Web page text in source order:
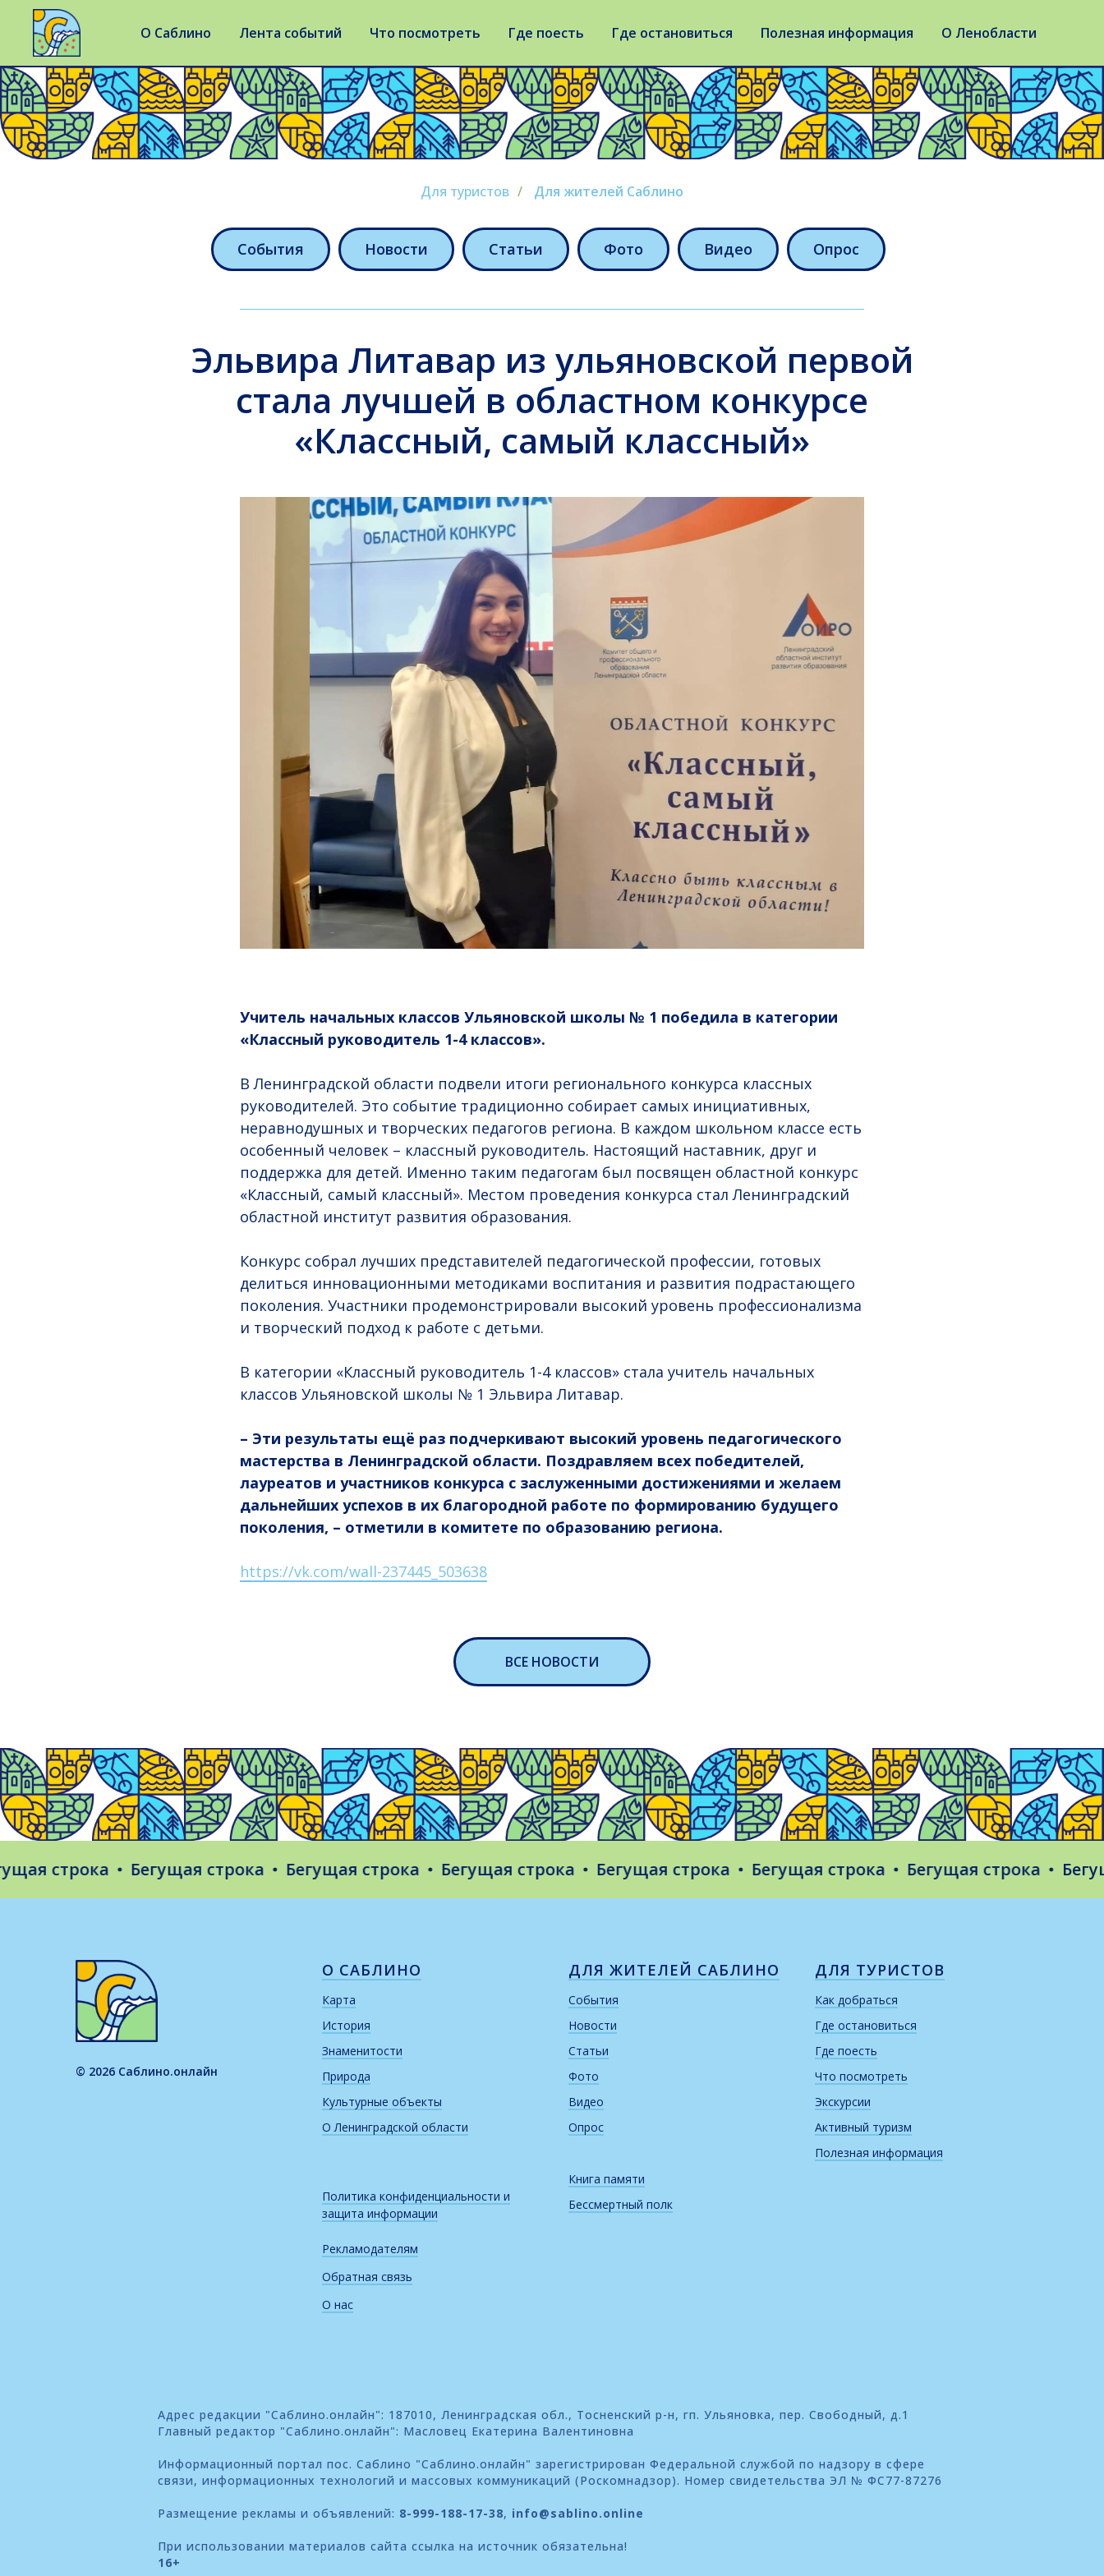
О Саблино Лента событий Что посмотреть Где поесть Где остановиться Полезная информация О Ленобласти
Для туристов / Для жителей Саблино
События Новости Статьи Фото Видео Опрос
Эльвира Литавар из ульяновской первой
стала лучшей в областном конкурсе
«Классный, самый классный»
Учитель начальных классов Ульяновской школы № 1 победила в категории
«Классный руководитель 1-4 классов».
В Ленинградской области подвели итоги регионального конкурса классных
руководителей. Это событие традиционно собирает самых инициативных,
неравнодушных и творческих педагогов региона. В каждом школьном классе есть
особенный человек – классный руководитель. Настоящий наставник, друг и
поддержка для детей. Именно таким педагогам был посвящен областной конкурс
«Классный, самый классный». Местом проведения конкурса стал Ленинградский
областной институт развития образования.
Конкурс собрал лучших представителей педагогической профессии, готовых
делиться инновационными методиками воспитания и развития подрастающего
поколения. Участники продемонстрировали высокий уровень профессионализма
и творческий подход к работе с детьми.
В категории «Классный руководитель 1-4 классов» стала учитель начальных
классов Ульяновской школы № 1 Эльвира Литавар.
– Эти результаты ещё раз подчеркивают высокий уровень педагогического
мастерства в Ленинградской области. Поздравляем всех победителей,
лауреатов и участников конкурса с заслуженными достижениями и желаем
дальнейших успехов в их благородной работе по формированию будущего
поколения, – отметили в комитете по образованию региона.
https://vk.com/wall-237445_503638
ВСЕ НОВОСТИ
строка Бегущая строка Бегущая строка Бегущая строка Бегущая строка Бегущая строка Бегущая строка
© 2026 Саблино.онлайн
О САБЛИНО
Карта
История
Знаменитости
Природа
Культурные объекты
О Ленинградской области
Политика конфиденциальности и
защита информации
Рекламодателям
Обратная связь
О нас
ДЛЯ ЖИТЕЛЕЙ САБЛИНО
События
Новости
Статьи
Фото
Видео
Опрос
Книга памяти
Бессмертный полк
ДЛЯ ТУРИСТОВ
Как добраться
Где остановиться
Где поесть
Что посмотреть
Экскурсии
Активный туризм
Полезная информация
Адрес редакции "Саблино.онлайн": 187010, Ленинградская обл., Тосненский р-н, гп. Ульяновка, пер. Свободный, д.1
Главный редактор "Саблино.онлайн": Масловец Екатерина Валентиновна
Информационный портал пос. Саблино "Саблино.онлайн" зарегистрирован Федеральной службой по надзору в сфере
связи, информационных технологий и массовых коммуникаций (Роскомнадзор). Номер свидетельства ЭЛ № ФС77-87276
Размещение рекламы и объявлений: 8-999-188-17-38, info@sablino.online
При использовании материалов сайта ссылка на источник обязательна!
16+